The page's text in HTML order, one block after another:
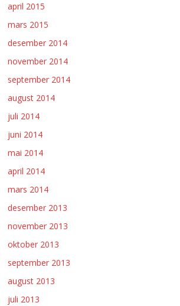
april 2015
mars 2015
desember 2014
november 2014
september 2014
august 2014
juli 2014
juni 2014
mai 2014
april 2014
mars 2014
desember 2013
november 2013
oktober 2013
september 2013
august 2013
juli 2013